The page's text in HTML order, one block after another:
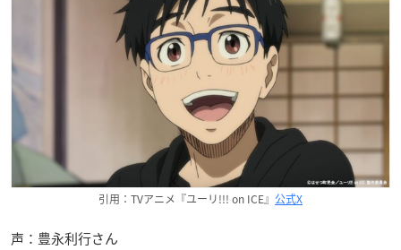
引用：TVアニメ『ユーリ!!! on ICE』 公式X
声：豊永利行さん